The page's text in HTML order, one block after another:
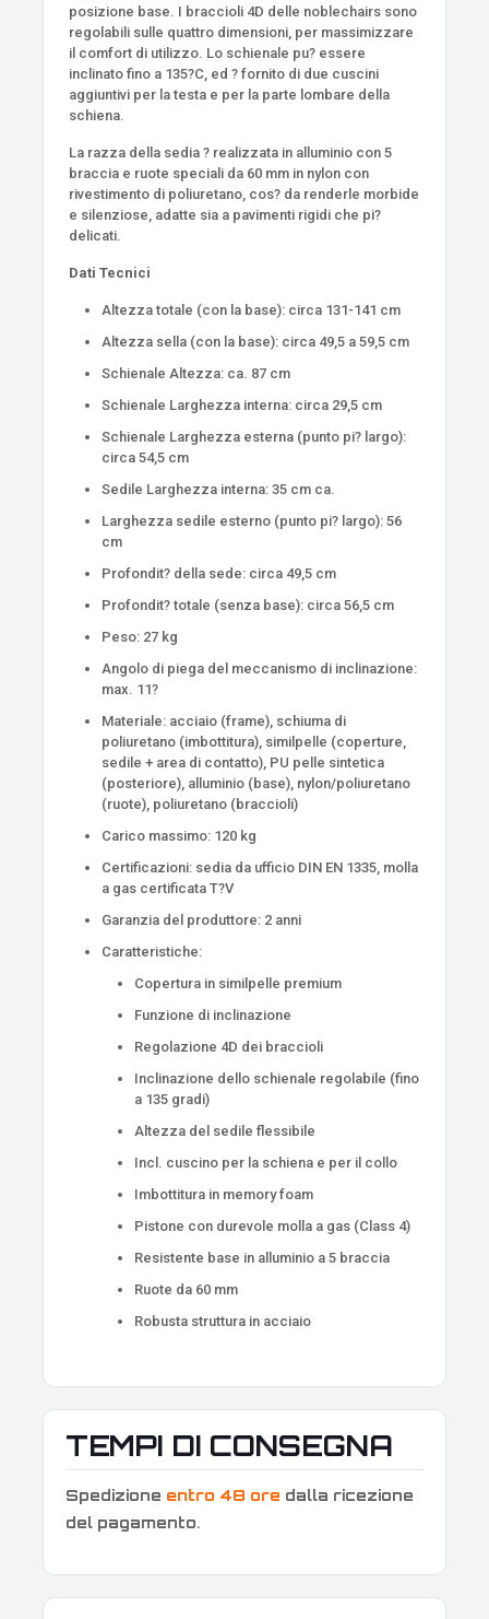
posizione base. I braccioli 4D delle noblechairs sono
regolabili sulle quattro dimensioni, per massimizzare
il comfort di utilizzo. Lo schienale pu? essere
inclinato fino a 135?C, ed ? fornito di due cuscini
aggiuntivi per la testa e per la parte lombare della
schiena.
La razza della sedia ? realizzata in alluminio con 5
braccia e ruote speciali da 60 mm in nylon con
rivestimento di poliuretano, cos? da renderle morbide
e silenziose, adatte sia a pavimenti rigidi che pi?
delicati.
Dati Tecnici
Altezza totale (con la base): circa 131-141 cm
Altezza sella (con la base): circa 49,5 a 59,5 cm
Schienale Altezza: ca. 87 cm
Schienale Larghezza interna: circa 29,5 cm
Schienale Larghezza esterna (punto pi? largo):
circa 54,5 cm
Sedile Larghezza interna: 35 cm ca.
Larghezza sedile esterno (punto pi? largo): 56
cm
Profondit? della sede: circa 49,5 cm
Profondit? totale (senza base): circa 56,5 cm
Peso: 27 kg
Angolo di piega del meccanismo di inclinazione:
max. 11?
Materiale: acciaio (frame), schiuma di
poliuretano (imbottitura), similpelle (coperture,
sedile + area di contatto), PU pelle sintetica
(posteriore), alluminio (base), nylon/poliuretano
(ruote), poliuretano (braccioli)
Carico massimo: 120 kg
Certificazioni: sedia da ufficio DIN EN 1335, molla
a gas certificata T?V
Garanzia del produttore: 2 anni
Caratteristiche:
Copertura in similpelle premium
Funzione di inclinazione
Regolazione 4D dei braccioli
Inclinazione dello schienale regolabile (fino
a 135 gradi)
Altezza del sedile flessibile
Incl. cuscino per la schiena e per il collo
Imbottitura in memory foam
Pistone con durevole molla a gas (Class 4)
Resistente base in alluminio a 5 braccia
Ruote da 60 mm
Robusta struttura in acciaio
TEMPI DI CONSEGNA
Spedizione entro 48 ore dalla ricezione
del pagamento.